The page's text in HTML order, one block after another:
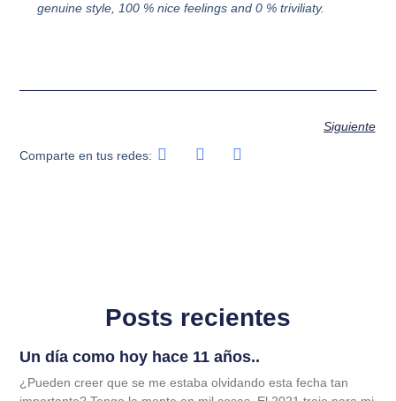
genuine style, 100 % nice feelings and 0 % triviliaty.
Siguiente
Comparte en tus redes:
Posts recientes
Un día como hoy hace 11 años..
¿Pueden creer que se me estaba olvidando esta fecha tan